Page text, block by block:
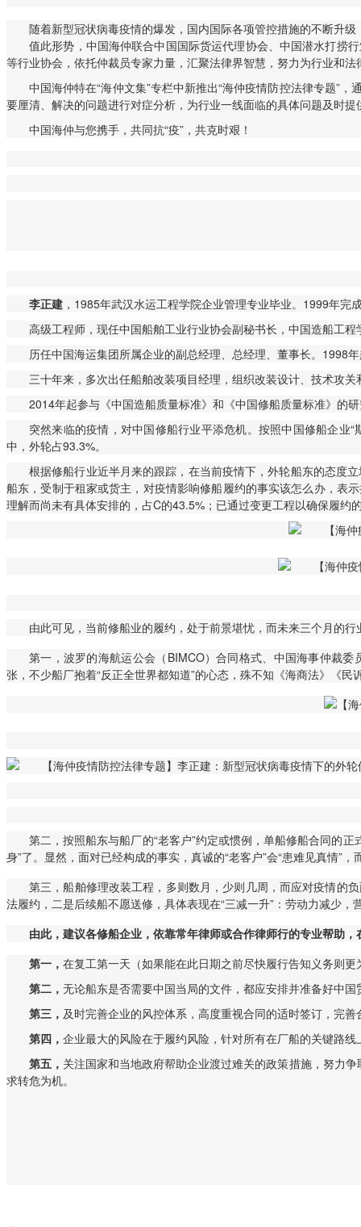
随着新型冠状病毒疫情的爆发，国内国际各项管控措施的不断升级
值此形势，中国海仲联合中国国际货运代理协会、中国潜水打捞
等行业协会，依托仲裁员专家力量，汇聚法律界智慧，努力为行业和
中国海仲特在“海仲文集”专栏中新推出“海仲疫情防控法律专题”
要厘清、解决的问题进行对症分析，为行业一线面临的具体问题及时
中国海仲与您携手，共同抗“疫”，共克时艰！
李正建 ，1985年武汉水运工程学院企业管理专业毕业。1999年
高级工程师，现任中国船舶工业行业协会副秘书长，中国造船工
历任中国海运集团所属企业的副总经理、总经理、董事长。
三十年来，多次出任船舶改装项目经理，组织改装设计、技术攻
2014年起参与《中国造船质量标准》和《中国修船质量标准》的
突然来临的疫情，对中国修船行业平添危机。按照中国修船企业
中，外轮占93.3%。
根据修船行业近半月来的跟踪，在当前疫情下，外轮船东的态度
船东，受制于租家或货主，对疫情影响修船履约的事实该怎么办，表
理解而尚未有具体安排的，占C的43.5%；已通过变更工程以确保履约
由此可见，当前修船业的履约，处于前景堪忧，而未来三个月的
第一，波罗的海航运公会（BIMCO）合同格式、中国海事仲裁
张，不少船厂抱着“反正全世界都知道”的心态，殊不知《海商法》《
第二，按照船东与船厂的“老客户”约定或惯例，单船修船合同的
身”了。显然，面对已经构成的事实，真诚的“老客户”会“患难见真情”
第三，船舶修理改装工程，多则数月，少则几周，而应对疫情的
法履约，二是后续船不愿送修，具体表现在“三减一升”：劳动力减少
由此，建议各修船企业，依靠常年律师或合作律师行的专业帮助
第一， 在复工第一天（如果能在此日期之前尽快履行告知义务则
第二， 无论船东是否需要中国当局的文件，都应安排并准备好中
第三， 及时完善企业的风控体系，高度重视合同的适时签订，完
第四， 企业最大的风险在于履约风险，针对所有在厂船的关键路
第五， 关注国家和当地政府帮助企业渡过难关的政策措施，努力
求转危为机。